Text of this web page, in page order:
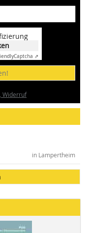
Captcha ⇗
Widerruf
in Lampertheim